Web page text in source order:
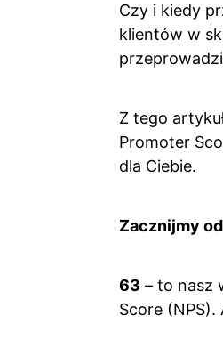
Czy i kiedy
klientów w
Z tego
Promoter
dla Ciebie.
Zacznijmy
63 – to nasz
Score